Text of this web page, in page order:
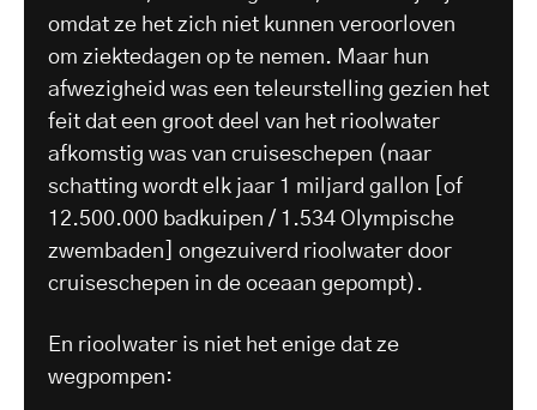
omdat ze het zich niet kunnen veroorloven
om ziektedagen op te nemen. Maar hun
afwezigheid was een teleurstelling gezien het
feit dat een groot deel van het rioolwater
afkomstig was van cruiseschepen (naar
schatting wordt elk jaar 1 miljard gallon [of
12.500.000 badkuipen / 1.534 Olympische
zwembaden] ongezuiverd rioolwater door
cruiseschepen in de oceaan gepompt).
En rioolwater is niet het enige dat ze
wegpompen: